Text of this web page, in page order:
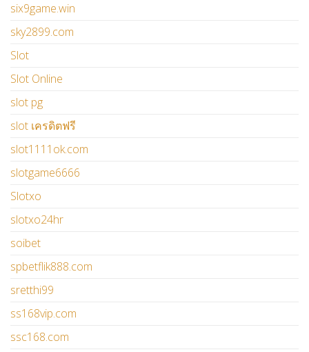
six9game.win
sky2899.com
Slot
Slot Online
slot pg
slot เครดิตฟรี
slot1111ok.com
slotgame6666
Slotxo
slotxo24hr
soibet
spbetflik888.com
sretthi99
ss168vip.com
ssc168.com